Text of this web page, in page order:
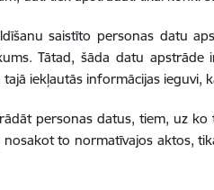
saistīto personas datu
Tātad, šāda datu
iekļautās informācijas ieguvi,
personas datus, tiem, uz
nosakot to normatīvajos aktos,